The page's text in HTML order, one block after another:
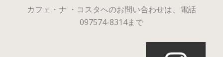
カフェ・ナ ・コスタへのお問い合わせは、電話
097574-8314まで